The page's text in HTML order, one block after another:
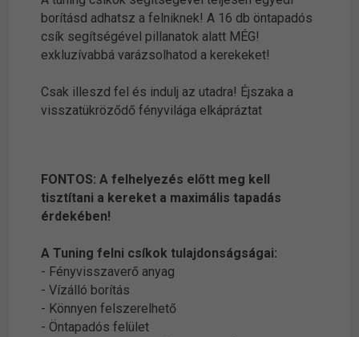
borításd adhatsz a felniknek! A 16 db öntapadós
csík segítségével pillanatok alatt MÉG!
exkluzívabbá varázsolhatod a kerekeket!
Csak illeszd fel és indulj az utadra! Éjszaka a
visszatükröződő fényvilága elkápráztat
FONTOS: A felhelyezés előtt meg kell
tisztítani a kereket a maximális tapadás
érdekében!
A Tuning felni csíkok tulajdonságságai:
- Fényvisszaverő anyag
- Vízálló borítás
- Könnyen felszerelhető
- Öntapadós felület